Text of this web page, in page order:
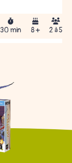
30 min 8 + 2 à 5